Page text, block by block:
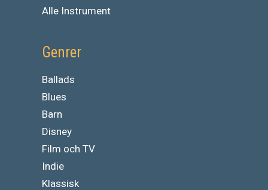
Alle Instrument
Genrer
Ballads
Blues
Barn
Disney
Film och TV
Indie
Klassisk